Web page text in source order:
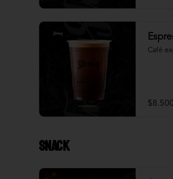
Café
$8.500
Snack